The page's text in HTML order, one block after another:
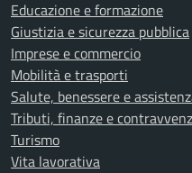
Educazione e formazione
Giustizia e sicurezza pubblica
Imprese e commercio
Mobilità e trasporti
Salute, benessere e
Tributi, finanze e
Turismo
Vita lavorativa